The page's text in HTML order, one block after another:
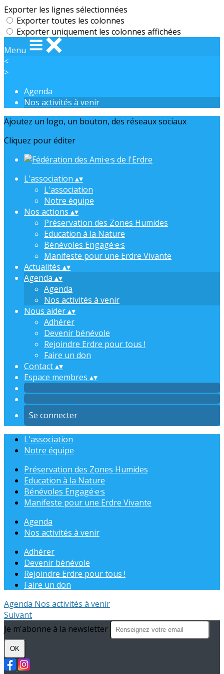
Exporter les lignes sélectionnées
Exporter toutes les colonnes
Exporter uniquement les colonnes affichées
Menu
<
>
Agenda
Nos activités à venir
Ajoutez un logo, un bouton, des réseaux sociaux
Cliquez pour éditer
L'association ▴▾
L'association
Notre équipe
Nos actions ▴▾
Préservation des Zones Humides
Education à la Nature
Bénévoles Engagé·e·s
Manifeste pour une Erdre Vivante
Actualités ▴▾
Agenda ▴▾
Agenda
Nos activités à venir
Nous aider▴▾
Adhérer
Devenir bénévole
Rejoindre Erdre pour tous !
Faire un don
Contact▴▾
Espace membres ▴▾
Se connecter
L'association
Notre équipe
Préservation des Zones Humides
Education à la Nature
Bénévoles Engagé·e·s
Manifeste pour une Erdre Vivante
Agenda
Nos activités à venir
Adhérer
Devenir bénévole
Rejoindre Erdre pour tous !
Faire un don
Agenda Nos activités à venir
Suivant
Je m'abonne à la newsletter
OK